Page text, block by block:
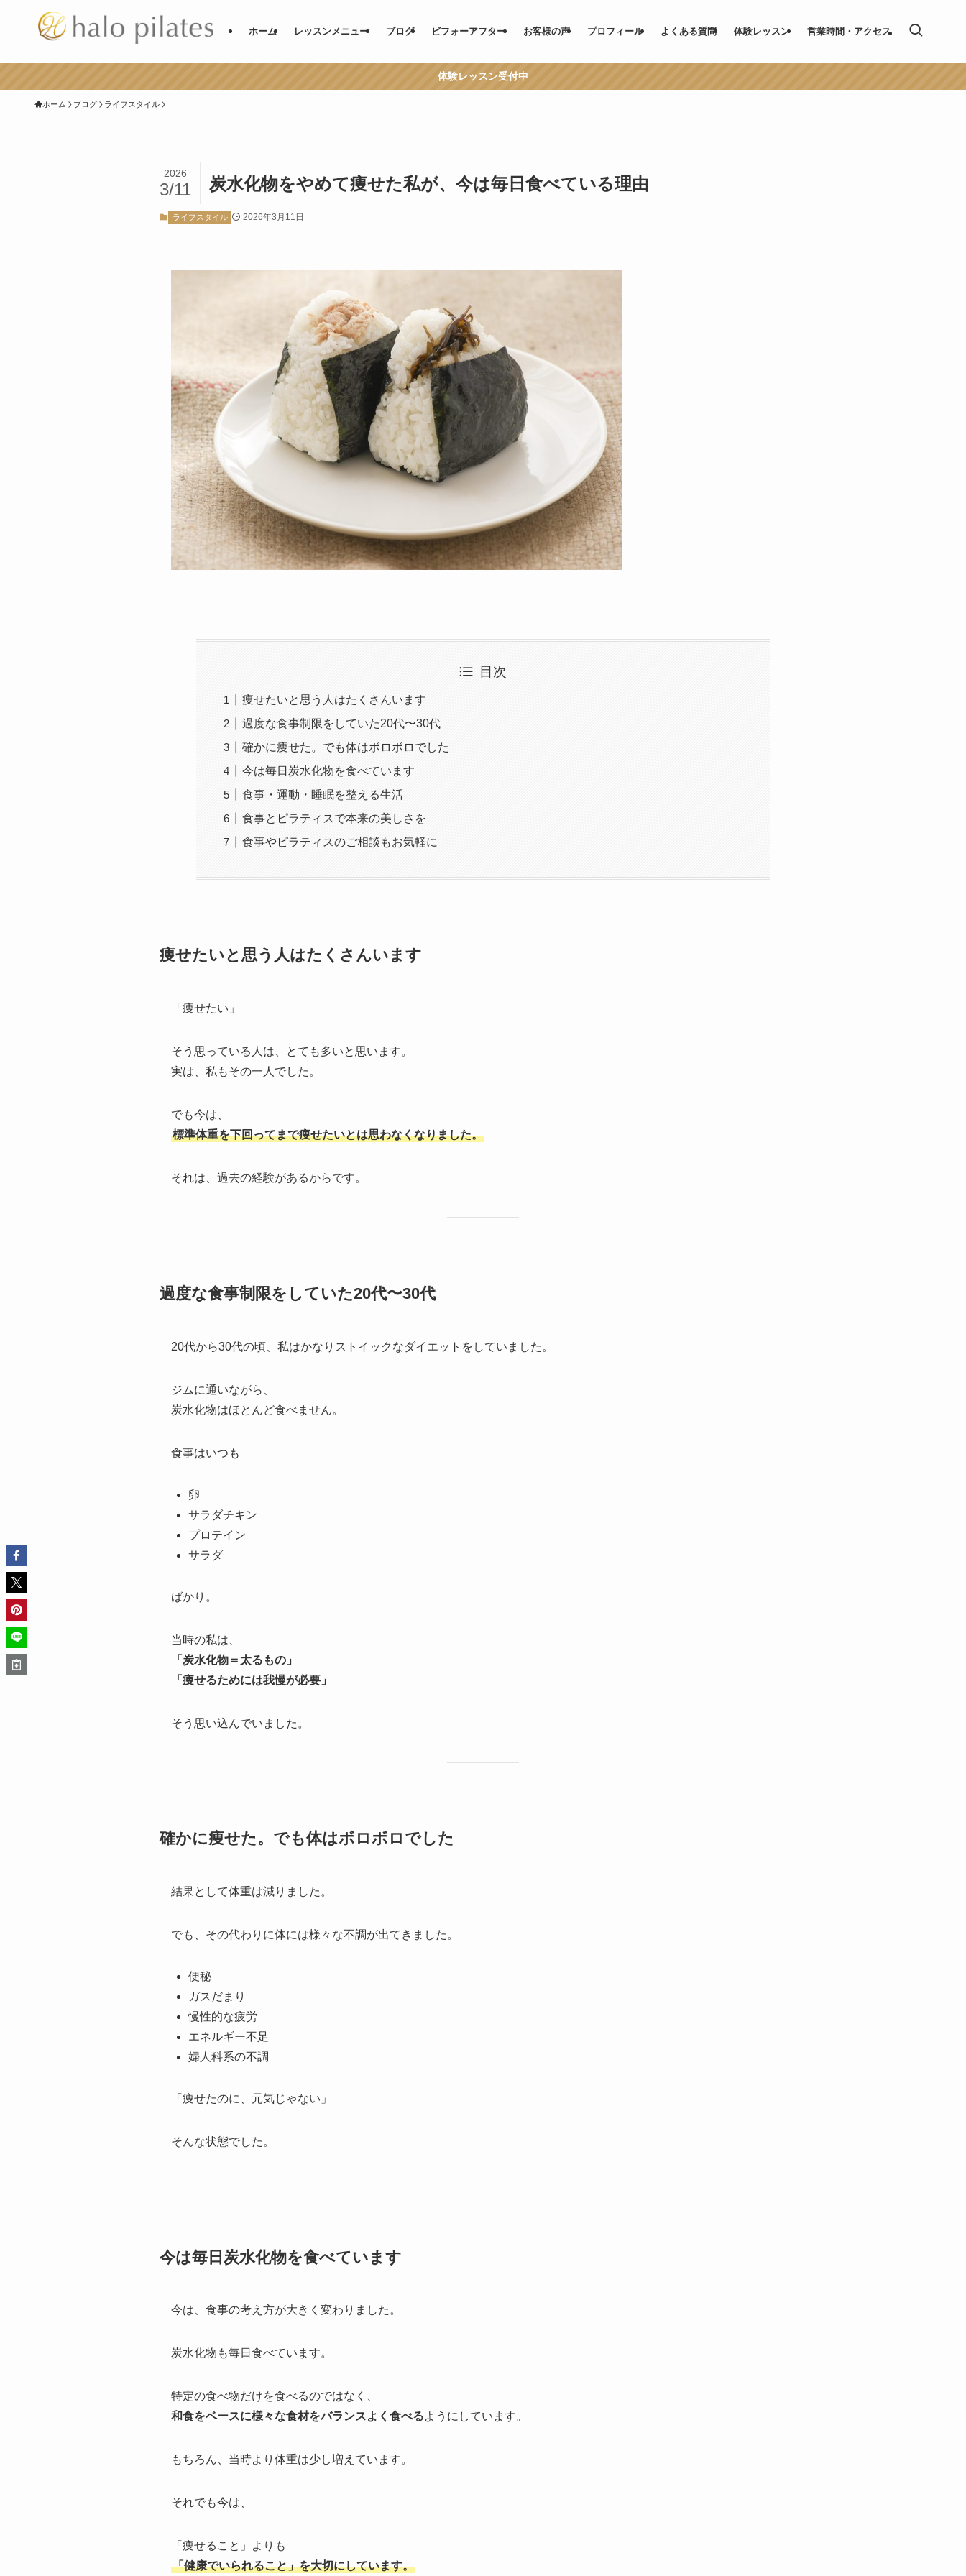
ホーム レッスンメニュー ブログ ビフォーアフター お客様の声 プロフィール よくある質問 体験レッスン 営業時間・アクセス
体験レッスン受付中
ホーム ブログ ライフスタイル
炭水化物をやめて痩せた私が、今は毎日食べている理由
2026
3/11
ライフスタイル 2026年3月11日
目次
痩せたいと思う人はたくさんいます
過度な食事制限をしていた20代〜30代
確かに痩せた。でも体はボロボロでした
今は毎日炭水化物を食べています
食事・運動・睡眠を整える生活
食事とピラティスで本来の美しさを
食事やピラティスのご相談もお気軽に
痩せたいと思う人はたくさんいます
「痩せたい」
そう思っている人は、とても多いと思います。
実は、私もその一人でした。
でも今は、
標準体重を下回ってまで痩せたいとは思わなくなりました。
それは、過去の経験があるからです。
過度な食事制限をしていた20代〜30代
20代から30代の頃、私はかなりストイックなダイエットをしていました。
ジムに通いながら、
炭水化物はほとんど食べません。
食事はいつも
卵
サラダチキン
プロテイン
サラダ
ばかり。
当時の私は、
「炭水化物＝太るもの」
「痩せるためには我慢が必要」
そう思い込んでいました。
確かに痩せた。でも体はボロボロでした
結果として体重は減りました。
でも、その代わりに体には様々な不調が出てきました。
便秘
ガスだまり
慢性的な疲労
エネルギー不足
婦人科系の不調
「痩せたのに、元気じゃない」
そんな状態でした。
今は毎日炭水化物を食べています
今は、食事の考え方が大きく変わりました。
炭水化物も毎日食べています。
特定の食べ物だけを食べるのではなく、
和食をベースに様々な食材をバランスよく食べるようにしています。
もちろん、当時より体重は少し増えています。
それでも今は、
「痩せること」よりも
「健康でいられること」を大切にしています。